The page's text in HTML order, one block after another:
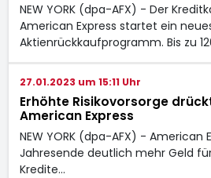
NEW YORK (dpa-AFX) - Der
American Express startet ein
Aktienrückkaufprogramm. Bis zu
27.01.2023 um 15:11 Uhr
Erhöhte Risikovorsorge
American Express
NEW YORK (dpa-AFX) - American
Jahresende deutlich mehr Geld
Kredite…